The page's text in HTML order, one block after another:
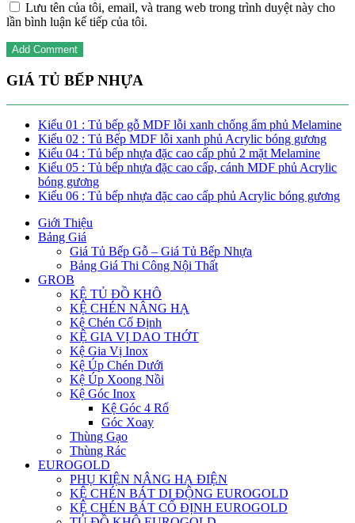
Lưu tên của tôi, email, và trang web trong trình duyệt này cho
lần bình luận kế tiếp của tôi.
GIÁ TỦ BẾP NHỰA
Kiểu 01 : Tủ bếp gỗ MDF lỗi xanh chống ẩm phủ Melamine
Kiểu 02 : Tủ Bếp MDF lỗi xanh phủ Acrylic bóng gương
Kiểu 04 : Tủ bếp nhựa đặc cao cấp phủ 2 mặt Melamine
Kiểu 05 : Tủ bếp nhựa đặc cao cấp, cánh MDF phủ Acrylic
bóng gương
Kiểu 06 : Tủ bếp nhựa đặc cao cấp phủ Acrylic bóng gương
Giới Thiệu
Bảng Giá
Giá Tủ Bếp Gỗ – Giá Tủ Bếp Nhựa
Bảng Giá Thi Công Nội Thất
GROB
KỆ TỦ ĐỒ KHÔ
KỆ CHÉN NÂNG HẠ
Kệ Chén Cố Định
KỆ GIA VỊ DAO THỚT
Kệ Gia Vị Inox
Kệ Úp Chén Dưới
Kệ Úp Xoong Nồi
Kệ Góc Inox
Kệ Góc 4 Rổ
Góc Xoay
Thùng Gạo
Thùng Rác
EUROGOLD
PHỤ KIỆN NÂNG HẠ ĐIỆN
KỆ CHÉN BÁT DI ĐỘNG EUROGOLD
KỆ CHÉN BÁT CỐ ĐỊNH EUROGOLD